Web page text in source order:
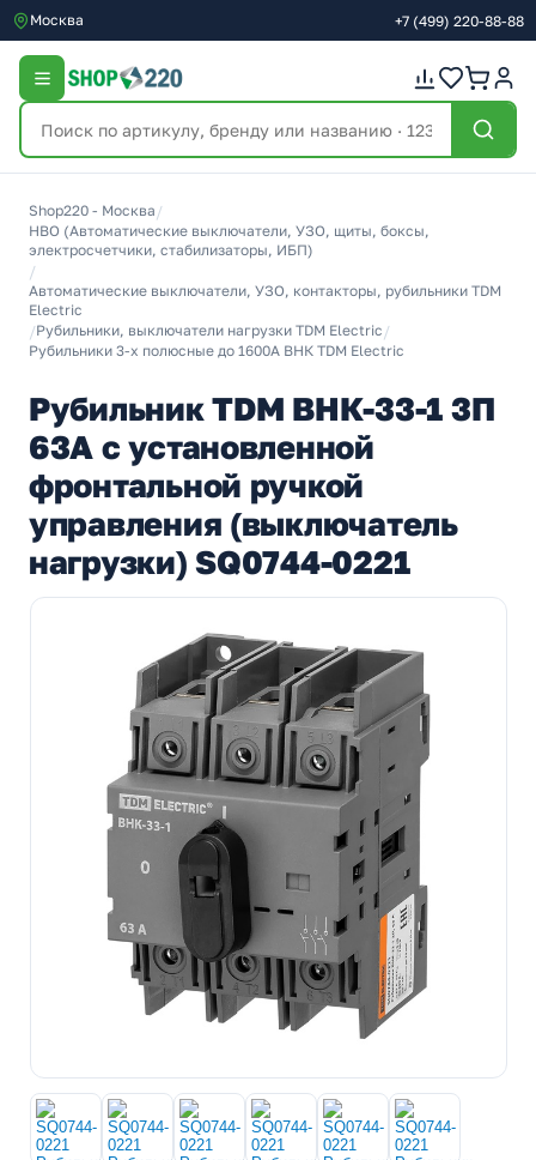
Москва +7 (499) 220-88-88
Shop220 - Москва /
НВО (Автоматические выключатели, УЗО, щиты, боксы,
электросчетчики, стабилизаторы, ИБП)
/
Автоматические выключатели, УЗО, контакторы, рубильники TDM
Electric
/Рубильники, выключатели нагрузки TDM Electric /
Рубильники 3-х полюсные до 1600А ВНК TDM Electric
Рубильник TDM ВНК-33-1 3П
63А с установленной
фронтальной ручкой
управления (выключатель
нагрузки) SQ0744-0221